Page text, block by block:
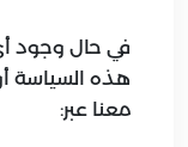
في حال وجود
هذه السياسة
معنا عبر: